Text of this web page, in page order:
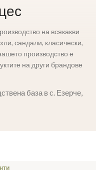
на всякакви
сандали, класически,
производство е
на други брандове
база в с. Езерче,